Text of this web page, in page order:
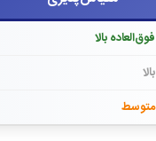
فوق‌العاده بالا
بالا
متوسط